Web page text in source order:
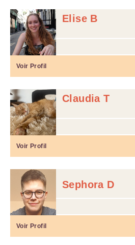
Elise B
Voir Profil
Claudia T
Voir Profil
Sephora D
Voir Profil